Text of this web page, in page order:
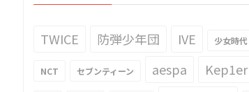
TWICE 防弾少年団 IVE 少女時代
NCT セブンティーン aespa Kep1er